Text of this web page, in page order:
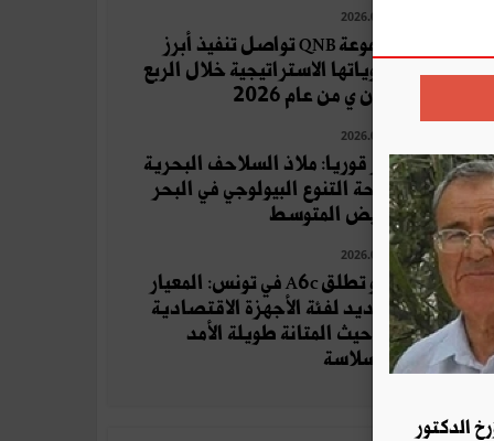
2026.07.29
مجموعة QNB تواصل تنفيذ أبرز
أولوياتها الاستراتيجية خلال الربع
الثان ي من عام 2026
2026.07.17
جزر قوريا: ملاذ السلاحف البحرية
وواحة التنوع البيولوجي في البحر
الأبيض المتوسط
2026.08.04
أوبو تطلق A6c في تونس: المعيار
الجديد لفئة الأجهزة الاقتصادية
من حيث المتانة طويلة الأمد
والسلاسة
الدكتور